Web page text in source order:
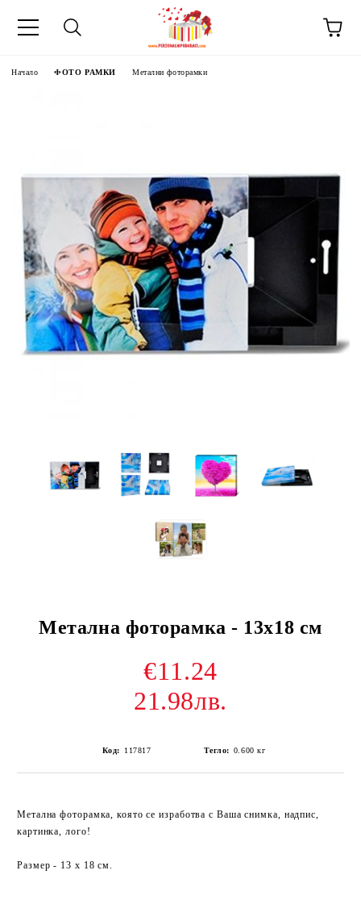
Начало ФОТО РАМКИ Метални фоторамки
Метална фоторамка - 13х18 см
€11.24
21.98лв.
Код: 117817 Тегло: 0.600 кг
Метална фоторамка, която се изработва с Ваша снимка, надпис,
картинка, лого!
Размер - 13 x 18 см.